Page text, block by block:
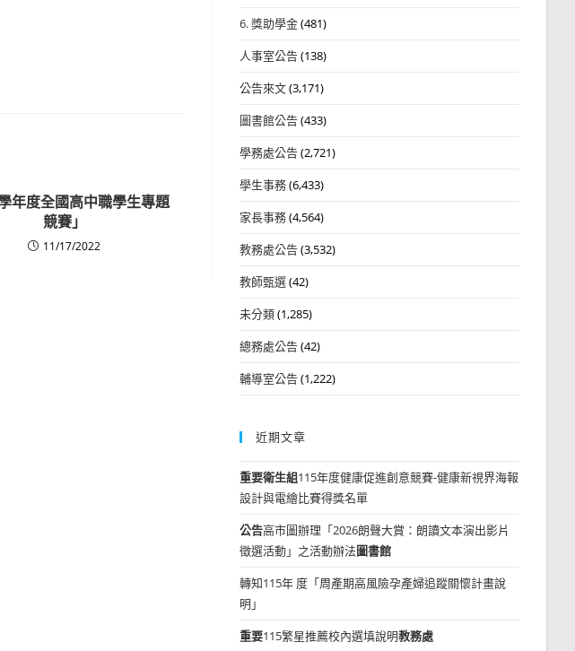
學年度全國高中職學生專題
競賽」
11/17/2022
6. 獎助學金(481)
人事室公告(138)
公告來文(3,171)
圖書館公告(433)
學務處公告(2,721)
學生事務(6,433)
家長事務(4,564)
教務處公告(3,532)
教師甄選(42)
未分類(1,285)
總務處公告(42)
輔導室公告(1,222)
近期文章
重要衛生組115年度健康促進創意競賽-健康新視界海報
設計與電繪比賽得獎名單
公告高市圖辦理「2026朗聲大賞：朗讀文本演出影片
徵選活動」之活動辦法圖書館
轉知115年 度「周產期高風險孕產婦追蹤關懷計畫說
明」
重要115繁星推薦校內選填說明教務處